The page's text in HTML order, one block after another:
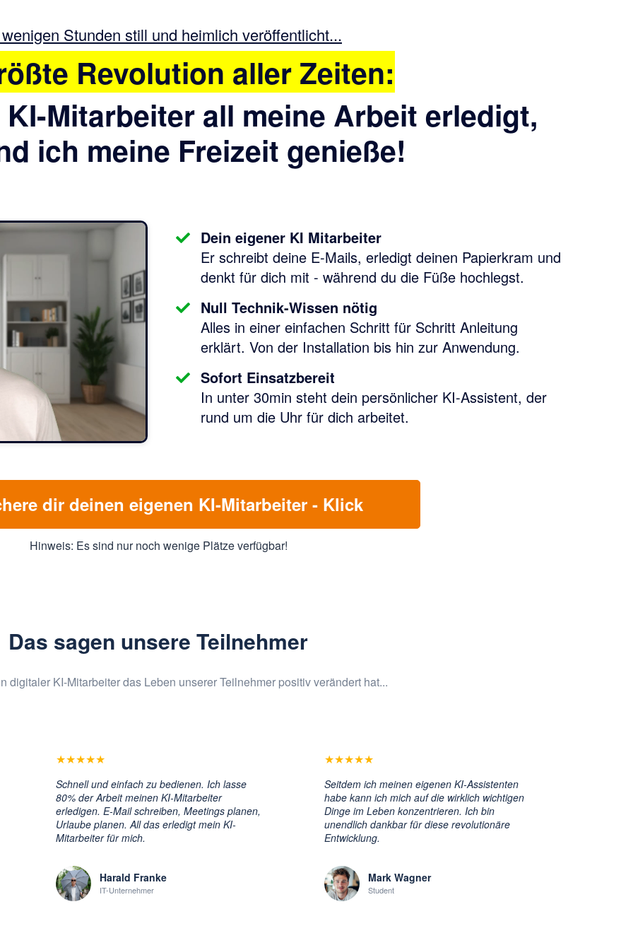
Stunden still und heimlich veröffentlicht...
Revolution aller Zeiten:
Mitarbeiter all meine Arbeit erledigt,
ich meine Freizeit genieße!
Dein eigener KI Mitarbeiter
Er schreibt deine E-Mails, erledigt deinen Papierkram und
denkt für dich mit - während du die Füße hochlegst.
Null Technik-Wissen nötig
Alles in einer einfachen Schritt für Schritt Anleitung
erklärt. Von der Installation bis hin zur Anwendung.
Sofort Einsatzbereit
In unter 30min steht dein persönlicher KI-Assistent, der
rund um die Uhr für dich arbeitet.
dir deinen eigenen KI-Mitarbeiter - Klick
Hinweis: Es sind nur noch wenige Plätze verfügbar!
Das sagen unsere Teilnehmer
digitaler KI-Mitarbeiter das Leben unserer Teilnehmer positiv verändert hat...
★★★★★
Schnell und einfach zu bedienen. Ich lasse
80% der Arbeit meinen KI-Mitarbeiter
erledigen. E-Mail schreiben, Meetings planen,
Urlaube planen. All das erledigt mein KI-
Mitarbeiter für mich.
Harald Franke
IT-Unternehmer
★★★★★
Seitdem ich meinen eigenen KI-Assistenten
habe kann ich mich auf die wirklich wichtigen
Dinge im Leben konzentrieren. Ich bin
unendlich dankbar für diese revolutionäre
Entwicklung.
Mark Wagner
Student